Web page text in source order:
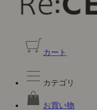
カート
カテゴリ
お買い物